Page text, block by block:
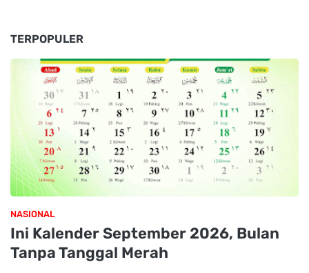
TERPOPULER
NASIONAL
Ini Kalender September 2026, Bulan
Tanpa Tanggal Merah